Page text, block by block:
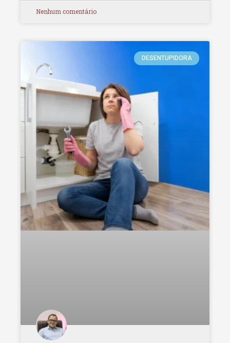
Nenhum comentário
DESENTUPIDORA